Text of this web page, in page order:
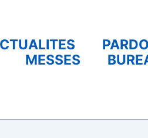
MESSES